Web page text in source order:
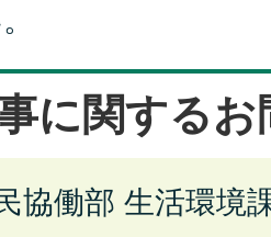
に関する
協働部 生活環境